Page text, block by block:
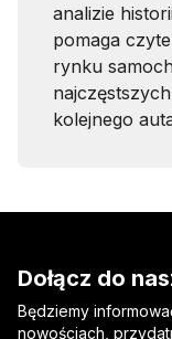
analizie
pomaga
rynku
kolejnego
Dołącz do
Będziemy
nowościach,